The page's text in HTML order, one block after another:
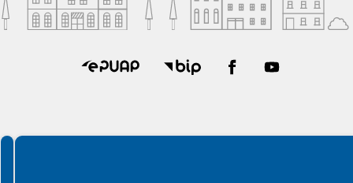
Spełniamy standardy WCAG 2.2
Spełniamy standardy W3C